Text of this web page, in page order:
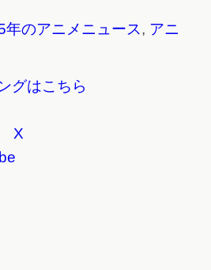
年のアニメニュース, アニ
グはこちら
X